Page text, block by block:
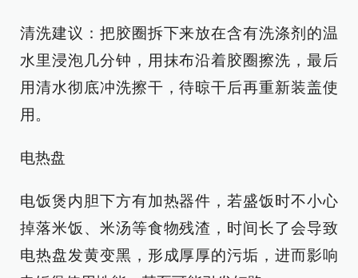
清洗建议：把胶圈拆下来放在含有洗涤剂的温
水里浸泡几分钟，用抹布沿着胶圈擦洗，最后
用清水彻底冲洗擦干，待晾干后再重新装盖使
用。
电热盘
电饭煲内胆下方有加热器件，若盛饭时不小心
掉落米饭、米汤等食物残渣，时间长了会导致
电热盘发黄变黑，形成厚厚的污垢，进而影响